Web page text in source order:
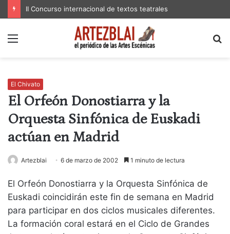
II Concurso internacional de textos teatrales
Menú
El Chivato
El Orfeón Donostiarra y la
Orquesta Sinfónica de Euskadi
actúan en Madrid
Artezblai 6 de marzo de 2002 1 minuto de lectura
El Orfeón Donostiarra y la Orquesta Sinfónica de
Euskadi coincidirán este fin de semana en Madrid
para participar en dos ciclos musicales diferentes.
La formación coral estará en el Ciclo de Grandes